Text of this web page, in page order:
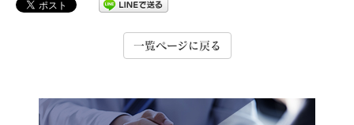
一覧ページに戻る